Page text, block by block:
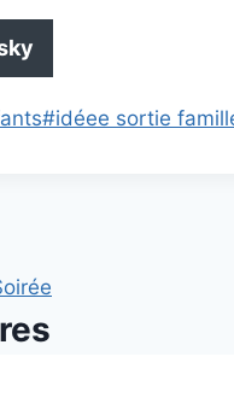
#idéee sortie